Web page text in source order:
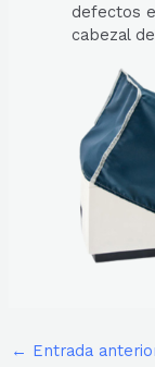
defectos
cabezal
← Entrada